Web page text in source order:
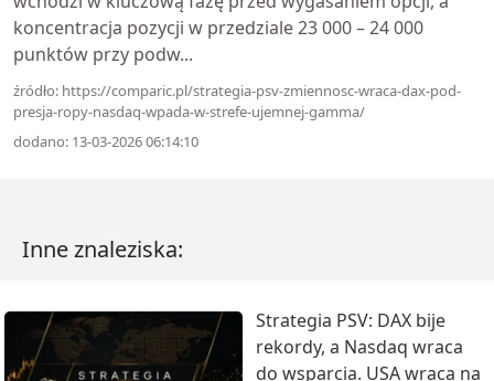
koncentracja pozycji w przedziale 23 000 – 24 000
punktów przy podw...
źródło: https://comparic.pl/strategia-psv-zmiennosc-wraca-dax-pod-
presja-ropy-nasdaq-wpada-w-strefe-ujemnej-gamma/
dodano: 13-03-2026 06:14:10
Inne znaleziska:
Strategia PSV: DAX bije
rekordy, a Nasdaq wraca
do wsparcia. USA wraca na